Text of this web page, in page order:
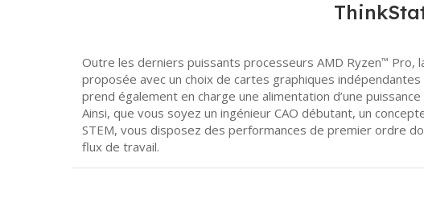
Outre les derniers puissants processeurs AMD Ryzen™ Pro,
proposée avec un choix de cartes graphiques indépendantes
prend également en charge une alimentation d’une
Ainsi, que vous soyez un ingénieur CAO débutant, un
STEM, vous disposez des performances de premier ordre
flux de travail.